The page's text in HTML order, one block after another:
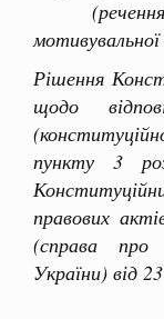
Рішення
щодо
пункту 3
правових
(справа про
України) від